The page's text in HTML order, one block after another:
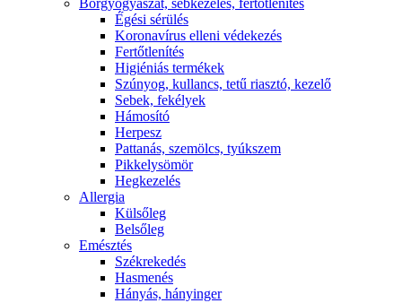
Bőrgyógyászat, sebkezelés, fertőtlenítes
É́gési sérülés
Koronavírus elleni védekezés
Fertőtlenítés
Higiéniás termékek
Szúnyog, kullancs, tetű riasztó, kezelő
Sebek, fekélyek
Hámosító
Herpesz
Pattanás, szemölcs, tyúkszem
Pikkelysömör
Hegkezelés
Allergia
Külsőleg
Belsőleg
Emésztés
Székrekedés
Hasmenés
Hányás, hányinger